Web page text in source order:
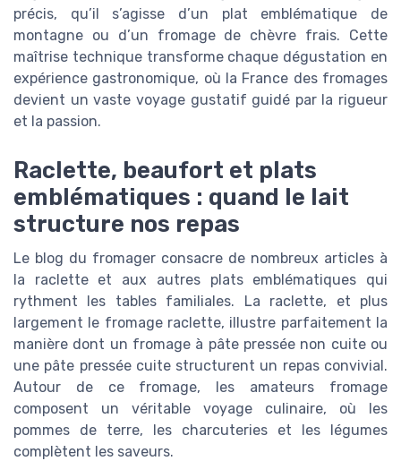
précis, qu’il s’agisse d’un plat emblématique de
montagne ou d’un fromage de chèvre frais. Cette
maîtrise technique transforme chaque dégustation en
expérience gastronomique, où la France des fromages
devient un vaste voyage gustatif guidé par la rigueur
et la passion.
Raclette, beaufort et plats
emblématiques : quand le lait
structure nos repas
Le blog du fromager consacre de nombreux articles à
la raclette et aux autres plats emblématiques qui
rythment les tables familiales. La raclette, et plus
largement le fromage raclette, illustre parfaitement la
manière dont un fromage à pâte pressée non cuite ou
une pâte pressée cuite structurent un repas convivial.
Autour de ce fromage, les amateurs fromage
composent un véritable voyage culinaire, où les
pommes de terre, les charcuteries et les légumes
complètent les saveurs.